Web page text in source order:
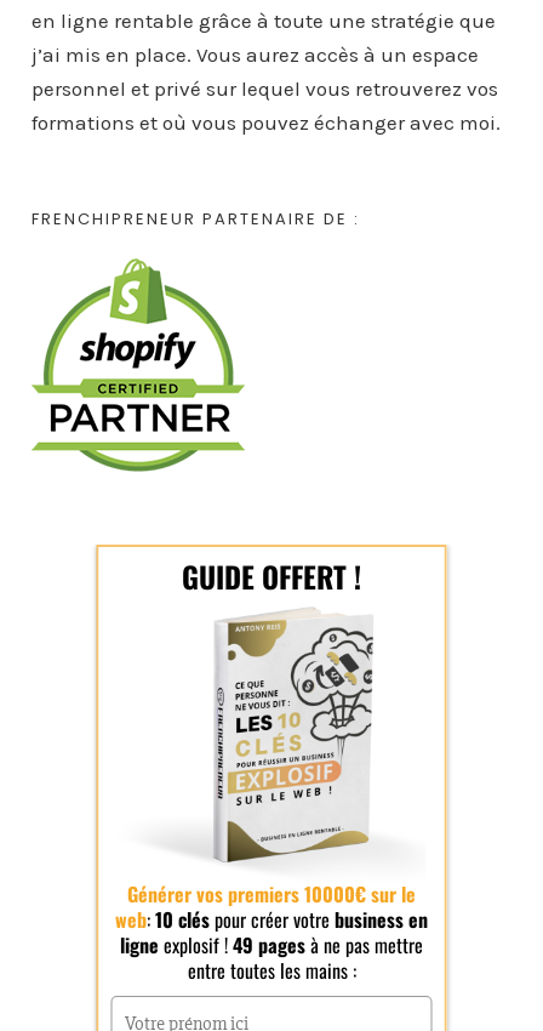
en ligne rentable grâce à toute une stratégie que
j’ai mis en place. Vous aurez accès à un espace
personnel et privé sur lequel vous retrouverez vos
formations et où vous pouvez échanger avec moi.
FRENCHIPRENEUR PARTENAIRE DE :